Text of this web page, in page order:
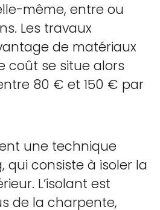
même, entre ou
Les travaux
de matériaux
coût se situe alors
80 € et 150 € par
une technique
qui consiste à isoler la
L’isolant est
de la charpente,